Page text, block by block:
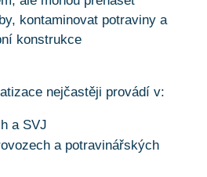
kontaminovat potraviny a
konstrukce
nejčastěji provádí v:
a SVJ
a potravinářských